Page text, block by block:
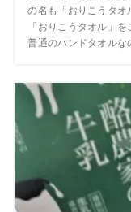
の名も「おりこうタオ
「おりこうタオル」
普通のハンドタオルな